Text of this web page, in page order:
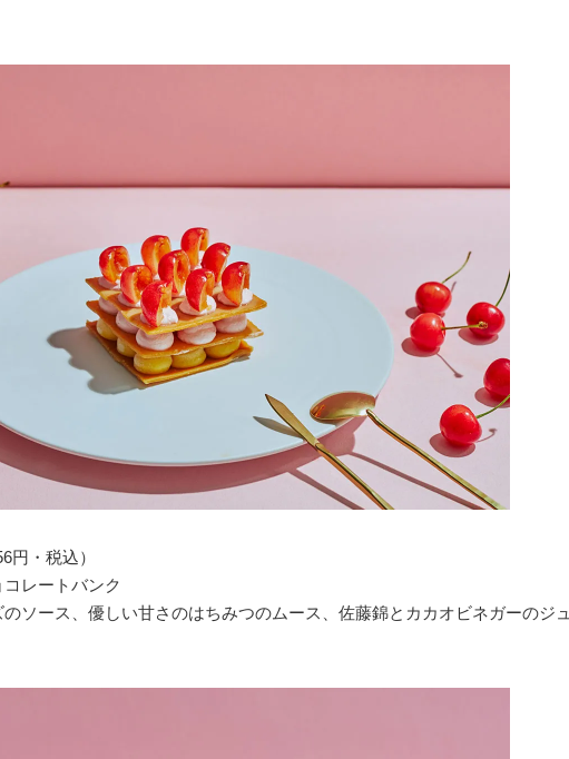
円・税込）
レートバンク
ソース、優しい甘さのはちみつのムース、佐藤錦とカカオビネガーのジュ